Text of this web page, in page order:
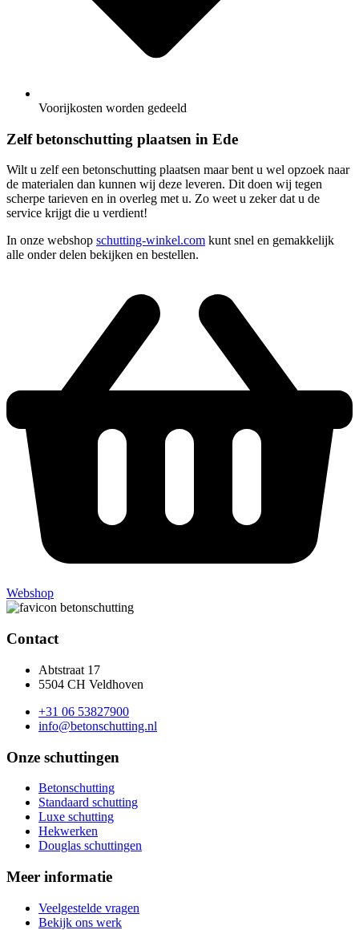
Voorijkosten worden gedeeld
Zelf betonschutting plaatsen in Ede
Wilt u zelf een betonschutting plaatsen maar bent u wel opzoek naar
de materialen dan kunnen wij deze leveren. Dit doen wij tegen
scherpe tarieven en in overleg met u. Zo weet u zeker dat u de
service krijgt die u verdient!
In onze webshop schutting-winkel.com kunt snel en gemakkelijk
alle onder delen bekijken en bestellen.
Webshop
Contact
Abtstraat 17
5504 CH Veldhoven
+31 06 53827900
info@betonschutting.nl
Onze schuttingen
Betonschutting
Standaard schutting
Luxe schutting
Hekwerken
Douglas schuttingen
Meer informatie
Veelgestelde vragen
Bekijk ons werk